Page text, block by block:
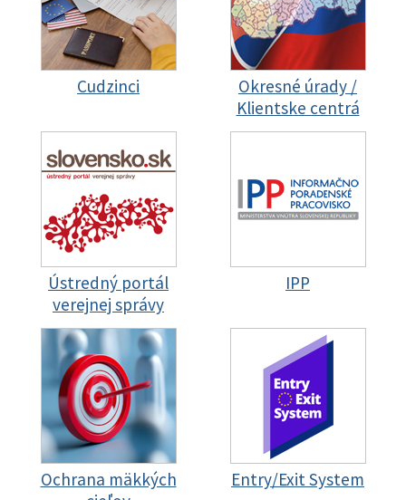
Cudzinci
Okresné úrady /
Klientske centrá
Ústredný portál
verejnej správy
IPP
Ochrana mäkkých
Entry/Exit System